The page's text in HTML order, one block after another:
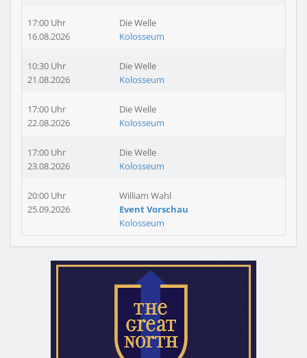
17:00 Uhr
16.08.2026
Die Welle
Kolosseum
10:30 Uhr
21.08.2026
Die Welle
Kolosseum
17:00 Uhr
22.08.2026
Die Welle
Kolosseum
17:00 Uhr
23.08.2026
Die Welle
Kolosseum
20:00 Uhr
25.09.2026
William Wahl
Event Vorschau
Kolosseum